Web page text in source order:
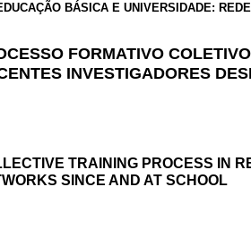
BÁSICA E UNIVERSIDADE:
FORMATIVO
INVESTIGADORES
TRAINING PROCESS IN
SINCE AND AT SCHOOL